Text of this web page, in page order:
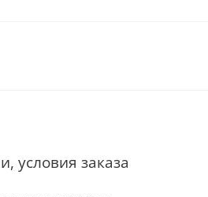
условия заказа